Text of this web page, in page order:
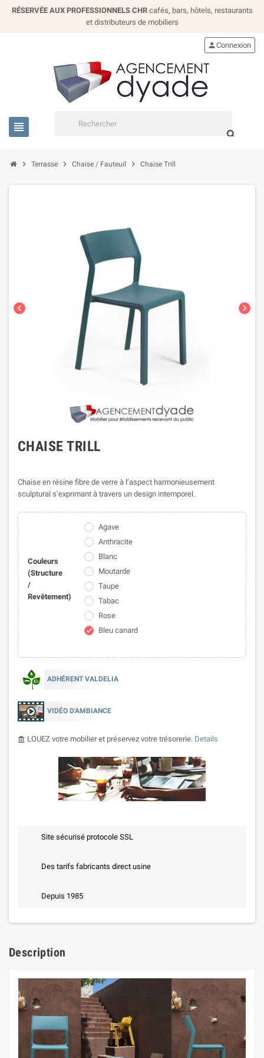
RÉSERVÉE AUX PROFESSIONNELS CHRcafés, bars, hôtels, restaurants
et distributeurs de mobiliers
view_headline
search
personConnexion
chevron_right Terrasse chevron_right Chaise / Fauteuil chevron_right Chaise Trill
chevron_left chevron_right
CHAISE TRILL
Chaise en résine fibre de verre à l’aspect harmonieusement
sculptural s’exprimant à travers un design intemporel.
Couleurs
(Structure
/
Revêtement)
Agave
Anthracite
Blanc
Moutarde
Taupe
Tabac
Rose
check Bleu canard
ADHÉRENT VALDELIA
VIDÉO D'AMBIANCE
account_balance LOUEZ votre mobilier et préservez votre trésorerie. Details
Site sécurisé protocole SSL
Des tarifs fabricants direct usine
Depuis 1985
Description